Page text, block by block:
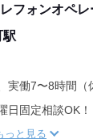
フォンオペレ
駅
働7〜8時間（
日固定相談OK！
っと見る